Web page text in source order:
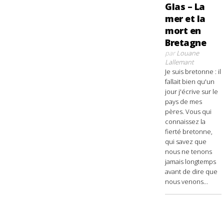
Glas – La
mer et la
mort en
Bretagne
parLouane
Lallemant
Je suis bretonne : il
fallait bien qu'un
jour j'écrive sur le
pays de mes
pères. Vous qui
connaissez la
fierté bretonne,
qui savez que
nous ne tenons
jamais longtemps
avant de dire que
nous venons...